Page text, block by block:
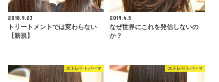
2018.9.23
トリートメントでは変わらない
【新規】
2019.4.5
なぜ世界にこれを発信しないの
か？
ストレートパーマ ストレートパーマ